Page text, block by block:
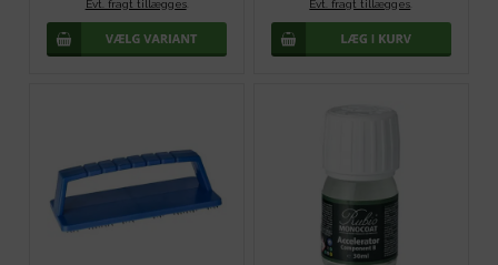
Evt. fragt tillægges.
Evt. fragt tillægges